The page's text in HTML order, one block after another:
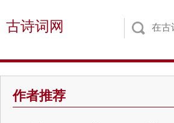
古诗词网
作者推荐